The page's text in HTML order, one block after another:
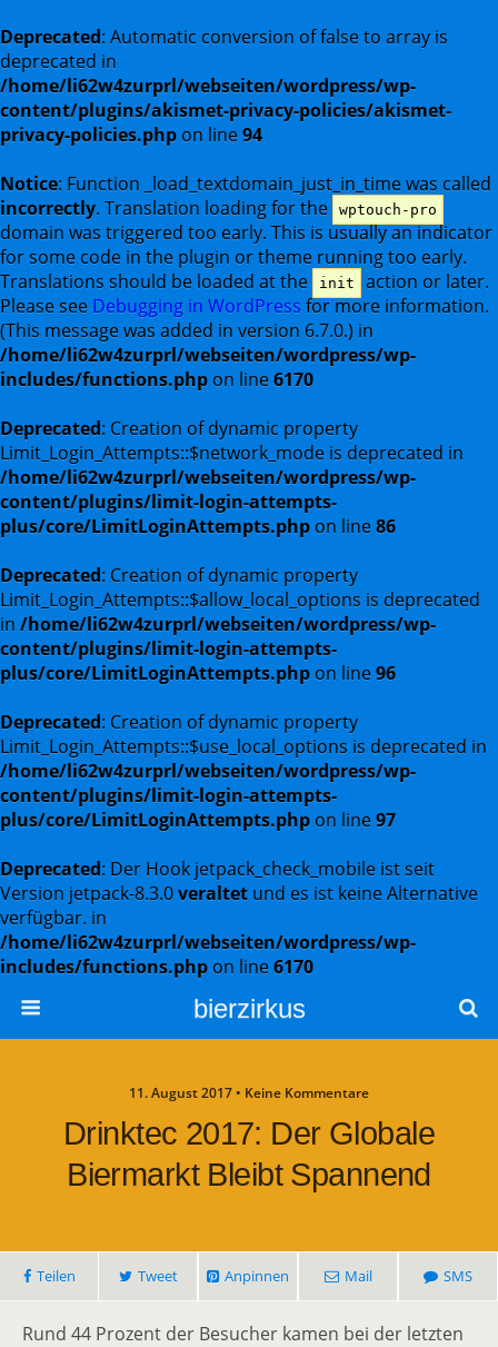
Deprecated: Automatic conversion of false to array is
deprecated in
/home/li62w4zurprl/webseiten/wordpress/wp-
content/plugins/akismet-privacy-policies/akismet-
privacy-policies.php on line94
Notice: Function _load_textdomain_just_in_time was called
incorrectly. Translation loading for the wptouch-pro
domain was triggered too early. This is usually an indicator
for some code in the plugin or theme running too early.
Translations should be loaded at the
init
action or later.
Please see Debugging in WordPress for more information.
(This message was added in version 6.7.0.) in
/home/li62w4zurprl/webseiten/wordpress/wp-
includes/functions.php on line6170
Deprecated: Creation of dynamic property
Limit_Login_Attempts::$network_mode is deprecated in
/home/li62w4zurprl/webseiten/wordpress/wp-
content/plugins/limit-login-attempts-
plus/core/LimitLoginAttempts.php on line86
Deprecated: Creation of dynamic property
Limit_Login_Attempts::$allow_local_options is deprecated
in /home/li62w4zurprl/webseiten/wordpress/wp-
content/plugins/limit-login-attempts-
plus/core/LimitLoginAttempts.php on line96
Deprecated: Creation of dynamic property
Limit_Login_Attempts::$use_local_options is deprecated in
/home/li62w4zurprl/webseiten/wordpress/wp-
content/plugins/limit-login-attempts-
plus/core/LimitLoginAttempts.php on line97
Deprecated: Der Hook jetpack_check_mobile ist seit
Version jetpack-8.3.0veraltet und es ist keine Alternative
verfügbar. in
/home/li62w4zurprl/webseiten/wordpress/wp-
includes/functions.php on line6170
bierzirkus
11. August 2017 • Keine Kommentare
Drinktec 2017: Der Globale
Biermarkt Bleibt Spannend
Teilen Tweet Anpinnen Mail SMS
Rund 44 Prozent der Besucher kamen bei der letzten